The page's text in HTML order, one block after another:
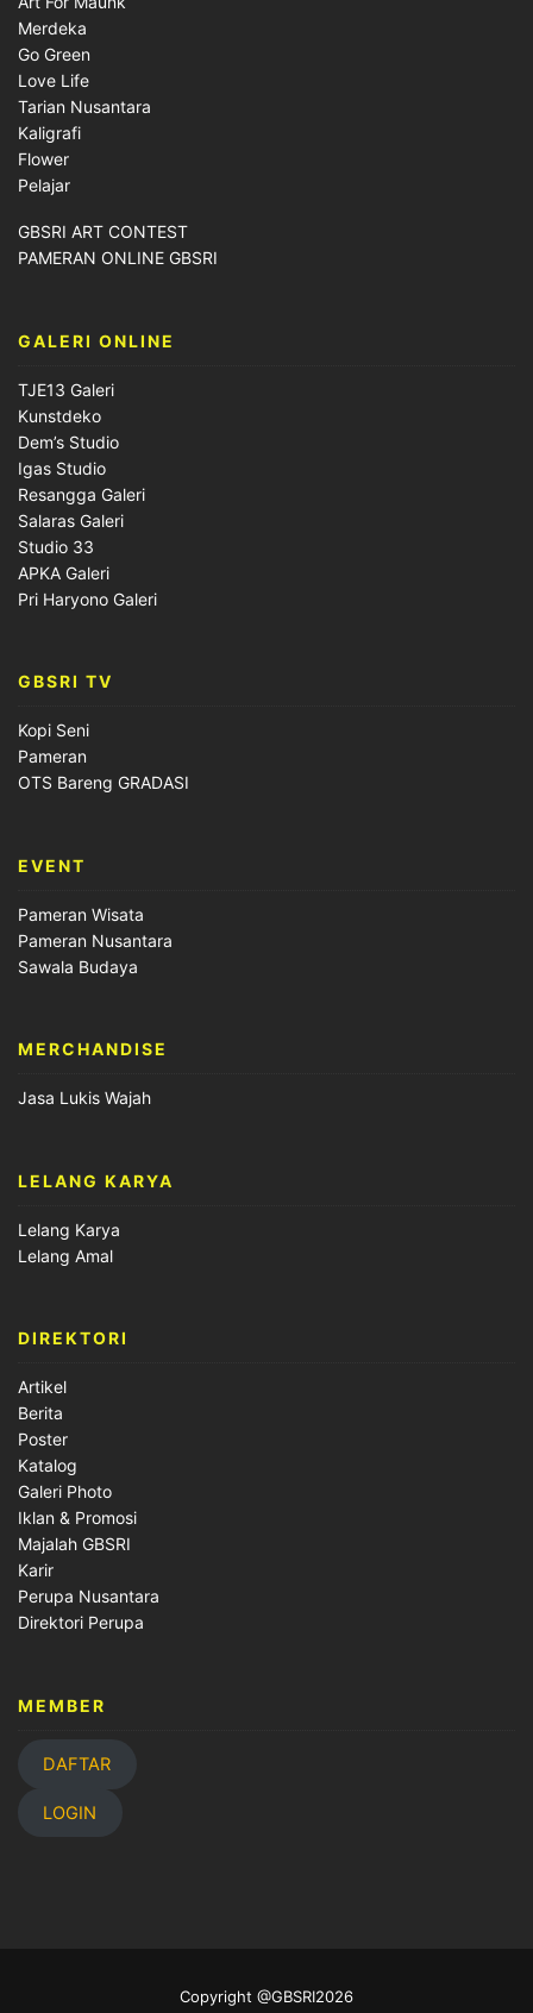
Merdeka
Go Green
Love Life
Tarian Nusantara
Kaligrafi
Flower
Pelajar
GBSRI ART CONTEST
PAMERAN ONLINE GBSRI
GALERI ONLINE
TJE13 Galeri
Kunstdeko
Dem’s Studio
Igas Studio
Resangga Galeri
Salaras Galeri
Studio 33
APKA Galeri
Pri Haryono Galeri
GBSRI TV
Kopi Seni
Pameran
OTS Bareng GRADASI
EVENT
Pameran Wisata
Pameran Nusantara
Sawala Budaya
MERCHANDISE
Jasa Lukis Wajah
LELANG KARYA
Lelang Karya
Lelang Amal
DIREKTORI
Artikel
Berita
Poster
Katalog
Galeri Photo
Iklan & Promosi
Majalah GBSRI
Karir
Perupa Nusantara
Direktori Perupa
MEMBER
DAFTAR
LOGIN
Copyright @GBSRI2026